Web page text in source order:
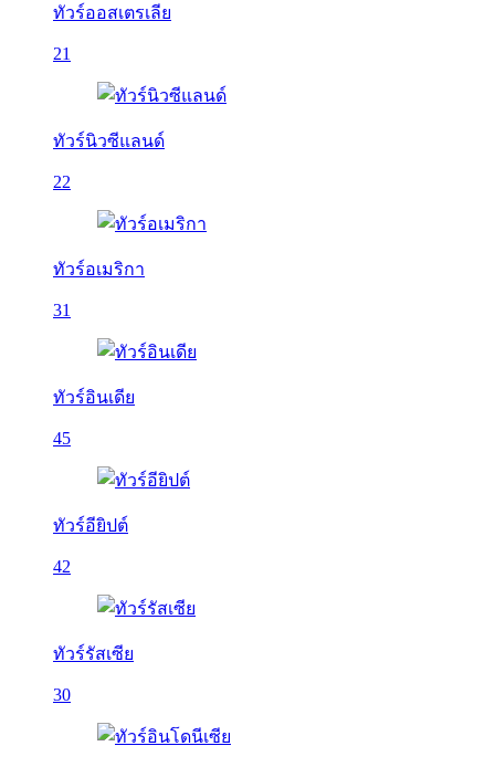
ทัวร์ออสเตรเลีย
21
ทัวร์นิวซีแลนด์
22
ทัวร์อเมริกา
31
ทัวร์อินเดีย
45
ทัวร์อียิปต์
42
ทัวร์รัสเซีย
30